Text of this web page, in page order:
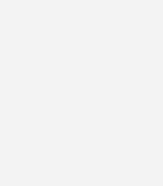
neue